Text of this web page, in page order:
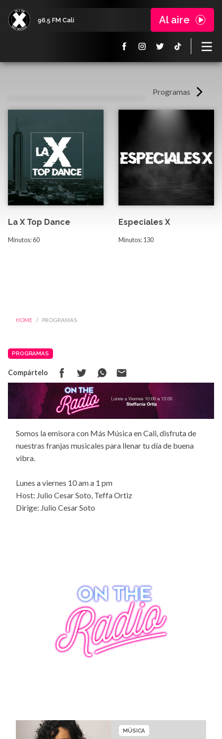
96.5 FM Cali Al aire
Programas
La X Top Dance
Minutos: 60
Especiales X
Minutos: 130
HOME PROGRAMAS
PROGRAMAS
Compártelo
Somos la emisora con Más Música en Cali, disfruta de
nuestras franjas musicales para llenar tu día de buena
vibra.
Lunes a viernes 10 am a 1 pm
Host: Julio Cesar Soto, Teffa Ortiz
Dirige: Julio Cesar Soto
MÚSICA